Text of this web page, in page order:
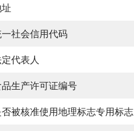
社会信用代码
代表人
生产许可证编号
被核准使用地理标志专用标志